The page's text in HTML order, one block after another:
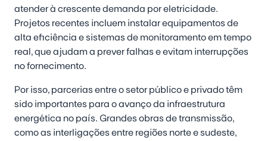
atender à crescente demanda por eletricidade.
Projetos recentes incluem instalar equipamentos de
alta eficiência e sistemas de monitoramento em tempo
real, que ajudam a prever falhas e evitam interrupções
no fornecimento.
Por isso, parcerias entre o setor público e privado têm
sido importantes para o avanço da infraestrutura
energética no país. Grandes obras de transmissão,
como as interligações entre regiões norte e sudeste,